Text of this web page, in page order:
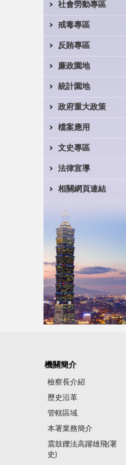
社會勞動專區
戒毒專區
反賄專區
廉政園地
統計園地
政府重大政策
檔案應用
文史專區
法律宣導
相關網頁連結
機關簡介
檢察長介紹
歷史沿革
管轄區域
本署業務簡介
震鼓鑠法高躍雄飛(署
史)